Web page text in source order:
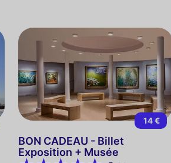
14 €
BON CADEAU - Billet
Exposition + Musée